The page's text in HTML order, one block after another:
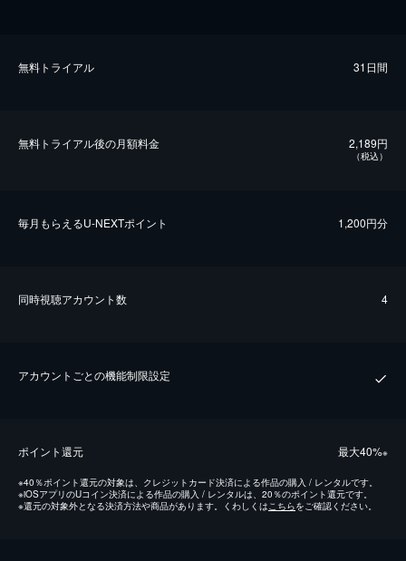
無料トライアル 31日間
無料トライアル後の⽉額料金 2,189円
（税込）
毎⽉もらえるU-NEXTポイント 1,200円分
同時視聴アカウント数 4
アカウントごとの機能制限設定
ポイント還元 最⼤40%※
※40％ポイント還元の対象は、クレジットカード決済による作品の購入 / レンタルです。
※iOSアプリのUコイン決済による作品の購入 / レンタルは、20％のポイント還元です。
※還元の対象外となる決済方法や商品があります。くわしくはこちらをご確認ください。